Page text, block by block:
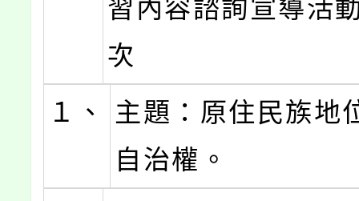
習內容諮詢宣導活
次
１、
主題：原住民族地
自治權。